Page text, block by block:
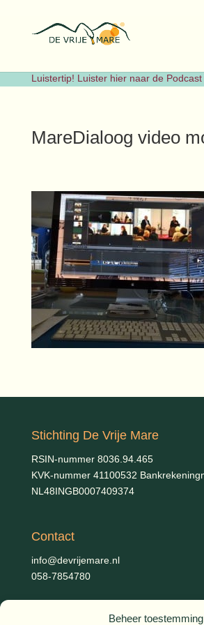
Beheer toestemming
Luistertip! Luister hier naar de
MareDialoog video
Stichting De Vrije Mare
RSIN-nummer 8036.94.465
KVK-nummer 41100532
NL48INGB0007409374
Contact
info@devrijemare.nl
058-7854780